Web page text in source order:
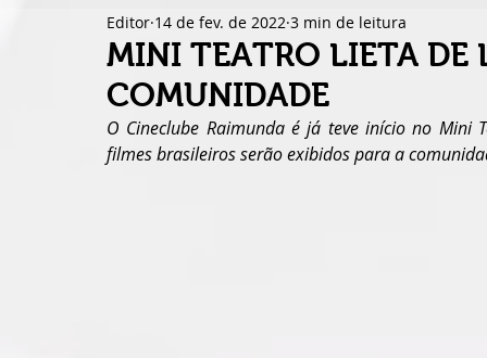
MINI TEATRO LIETA DE
COMUNIDADE
Editor 14 de fev. de 2022 3 min de leitura
O Cineclube Raimunda é já teve início no Mini
filmes brasileiros serão exibidos para a